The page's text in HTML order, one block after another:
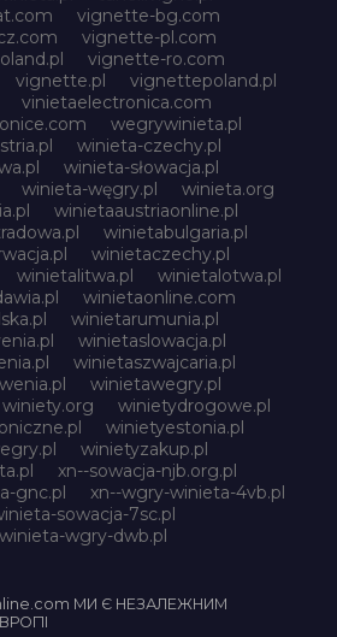
vignette-bg.com
vignette-pl.com
vignette-ro.com
vignette.pl
vignettepoland.pl
vinietaelectronica.com
wegrywinieta.pl
winieta-czechy.pl
winieta-słowacja.pl
winieta-węgry.pl
winieta.org
winietaaustriaonline.pl
winietabulgaria.pl
winietaczechy.pl
winietalitwa.pl
winietalotwa.pl
winietaonline.com
winietarumunia.pl
winietaslowacja.pl
winietaszwajcaria.pl
winietawegry.pl
winiety.org
winietydrogowe.pl
winietyestonia.pl
winietyzakup.pl
xn--sowacja-njb.org.pl
gnc.pl
xn--wgry-winieta-4vb.pl
sowacja-7sc.pl
wgry-dwb.pl
МИ Є НЕЗАЛЕЖНИМ